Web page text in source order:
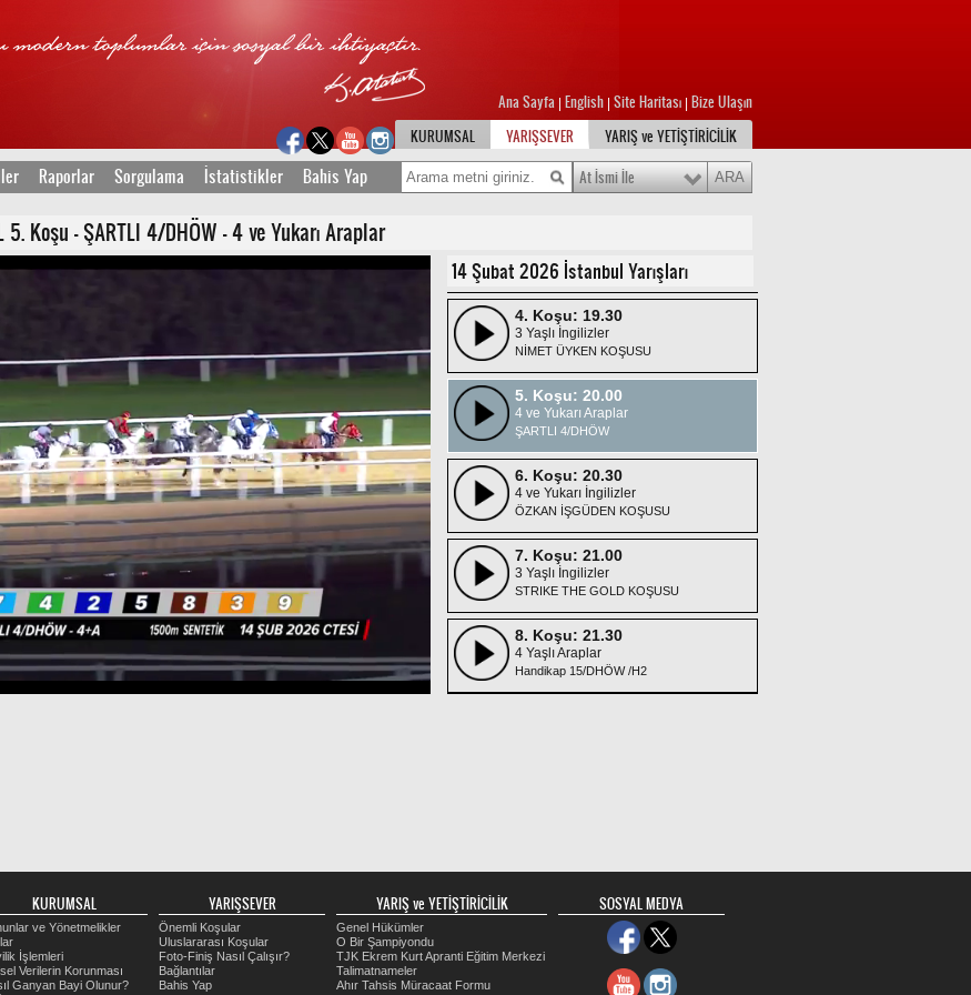
Ana Sayfa English Site Haritası Bize Ulaşın
KURUMSAL
YARIŞSEVER YARIŞ ve YETİŞTİRİCİLİK
Raporlar Sorgulama İstatistikler Bahis Yap At İsmi İle
Koşu - ŞARTLI 4/DHÖW - 4 ve Yukarı Araplar
14 Şubat 2026 İstanbul Yarışları
3 Yaşlı İngilizler
STRIKE THE GOLD KOŞUSU
4 ve Yukarı İngilizler
ŞARTLI 5 /X-1
STRIKE THE GOLD KOŞUSU
4. Koşu: 19.30
3 Yaşlı İngilizler
NİMET ÜYKEN KOŞUSU
5. Koşu: 20.00
4 ve Yukarı Araplar
ŞARTLI 4/DHÖW
6. Koşu: 20.30
4 ve Yukarı İngilizler
ÖZKAN İŞGÜDEN KOŞUSU
7. Koşu: 21.00
3 Yaşlı İngilizler
STRIKE THE GOLD KOŞUSU
8. Koşu: 21.30
4 Yaşlı Araplar
Handikap 15/DHÖW /H2
KURUMSAL
ve Yönetmelikler
İşlemleri
Verilerin Korunması
Ganyan Bayi Olunur?
YARIŞSEVER
Önemli Koşular
Uluslararası Koşular
Foto-Finiş Nasıl Çalışır?
Bağlantılar
Bahis Yap
YARIŞ ve YETİŞTİRİCİLİK
Genel Hükümler
O Bir Şampiyondu
TJK Ekrem Kurt Apranti Eğitim Merkezi
Talimatnameler
Ahır Tahsis Müracaat Formu
SOSYAL MEDYA